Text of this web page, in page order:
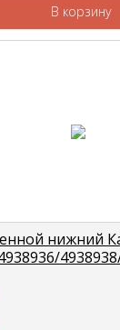
В корзину
нижний